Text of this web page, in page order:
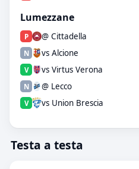
Lumezzane
P @ Cittadella
N vs Alcione
V vs Virtus Verona
N @ Lecco
V vs Union Brescia
Testa a testa